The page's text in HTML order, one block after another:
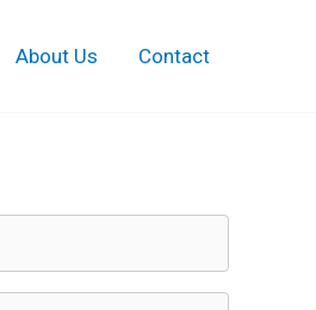
About Us Contact